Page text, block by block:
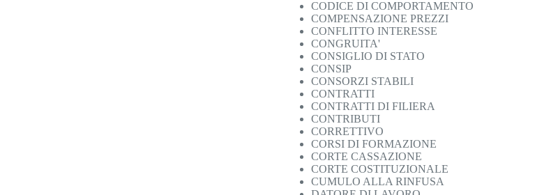
CODICE DI COMPORTAMENTO
COMPENSAZIONE PREZZI
CONFLITTO INTERESSE
CONGRUITA'
CONSIGLIO DI STATO
CONSIP
CONSORZI STABILI
CONTRATTI
CONTRATTI DI FILIERA
CONTRIBUTI
CORRETTIVO
CORSI DI FORMAZIONE
CORTE CASSAZIONE
CORTE COSTITUZIONALE
CUMULO ALLA RINFUSA